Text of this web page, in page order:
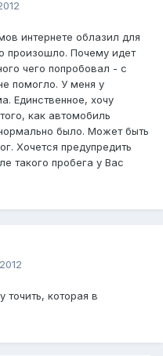
интернете облазил для
произошло. Почему идет
чего попробовал - с
помогло. У меня у
Единственное, хочу
как автомобиль
было. Может быть
Хочется предупредить
такого пробега у Вас
которая в